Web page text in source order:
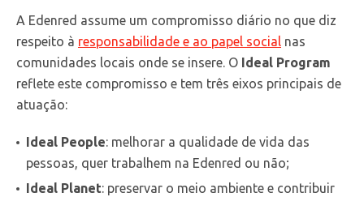
A Edenred assume um compromisso diário no que diz
respeito à responsabilidade e ao papel social nas
comunidades locais onde se insere. O Ideal Program
reflete este compromisso e tem três eixos principais de
atuação:
Ideal People: melhorar a qualidade de vida das
pessoas, quer trabalhem na Edenred ou não;
Ideal Planet: preservar o meio ambiente e contribuir